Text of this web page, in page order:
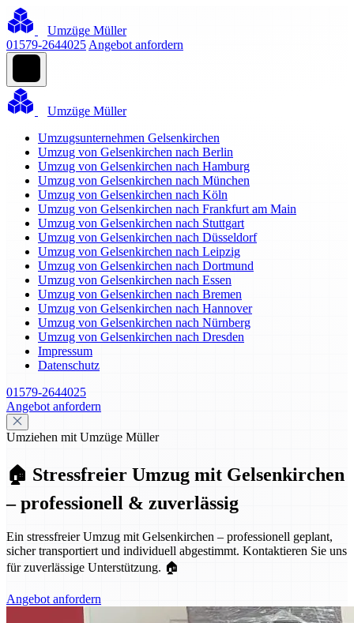
Umzüge Müller
01579-2644025 Angebot anfordern
Umzüge Müller
Umzugsunternehmen Gelsenkirchen
Umzug von Gelsenkirchen nach Berlin
Umzug von Gelsenkirchen nach Hamburg
Umzug von Gelsenkirchen nach München
Umzug von Gelsenkirchen nach Köln
Umzug von Gelsenkirchen nach Frankfurt am Main
Umzug von Gelsenkirchen nach Stuttgart
Umzug von Gelsenkirchen nach Düsseldorf
Umzug von Gelsenkirchen nach Leipzig
Umzug von Gelsenkirchen nach Dortmund
Umzug von Gelsenkirchen nach Essen
Umzug von Gelsenkirchen nach Bremen
Umzug von Gelsenkirchen nach Hannover
Umzug von Gelsenkirchen nach Nürnberg
Umzug von Gelsenkirchen nach Dresden
Impressum
Datenschutz
01579-2644025
Angebot anfordern
Umziehen mit Umzüge Müller
🏠 Stressfreier Umzug mit Gelsenkirchen
– professionell & zuverlässig
Ein stressfreier Umzug mit Gelsenkirchen – professionell geplant,
sicher transportiert und individuell abgestimmt. Kontaktieren Sie uns
für zuverlässige Unterstützung. 🏠
Angebot anfordern